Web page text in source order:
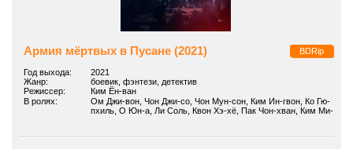
Армия мёртвых в Пусане (2021) BDRip
Год выхода:
2021
Жанр:
боевик, фэнтези, детектив
Режиссер:
Ким Ён-ван
В ролях:
Ом Джи-вон, Чон Джи-со, Чон Мун-сон, Ким Ин-гвон, Ко Гю-
пхиль, О Юн-а, Ли Соль, Квон Хэ-хё, Пак Чон-хван, Ким Ми-